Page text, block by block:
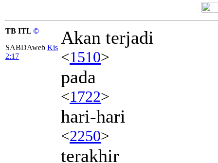
TB ITL ©
SABDAweb Kis
2:17
Akan terjadi
<1510>
pada
<1722>
hari-hari
<2250>
terakhir